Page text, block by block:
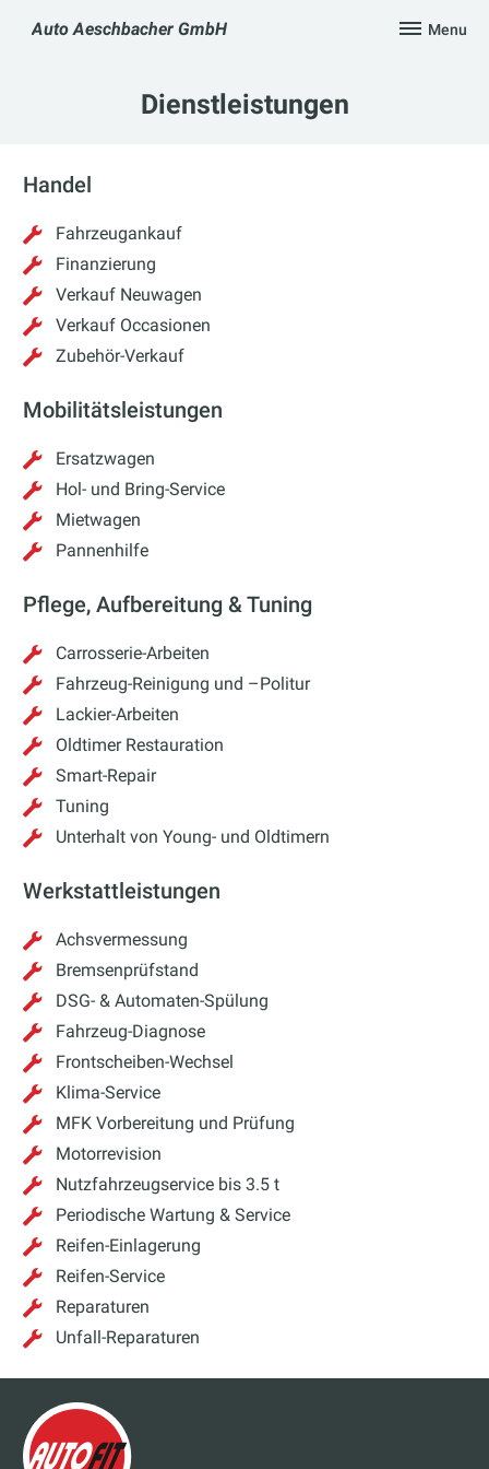
Auto Aeschbacher GmbH Menu
Dienstleistungen
Handel
Fahrzeugankauf
Finanzierung
Verkauf Neuwagen
Verkauf Occasionen
Zubehör-Verkauf
Mobilitätsleistungen
Ersatzwagen
Hol- und Bring-Service
Mietwagen
Pannenhilfe
Pflege, Aufbereitung & Tuning
Carrosserie-Arbeiten
Fahrzeug-Reinigung und –Politur
Lackier-Arbeiten
Oldtimer Restauration
Smart-Repair
Tuning
Unterhalt von Young- und Oldtimern
Werkstattleistungen
Achsvermessung
Bremsenprüfstand
DSG- & Automaten-Spülung
Fahrzeug-Diagnose
Frontscheiben-Wechsel
Klima-Service
MFK Vorbereitung und Prüfung
Motorrevision
Nutzfahrzeugservice bis 3.5 t
Periodische Wartung & Service
Reifen-Einlagerung
Reifen-Service
Reparaturen
Unfall-Reparaturen